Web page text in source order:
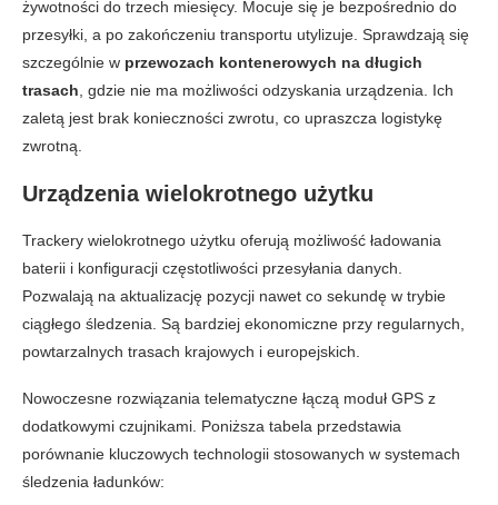
żywotności do trzech miesięcy. Mocuje się je bezpośrednio do
przesyłki, a po zakończeniu transportu utylizuje. Sprawdzają się
szczególnie w przewozach kontenerowych na długich
trasach , gdzie nie ma możliwości odzyskania urządzenia. Ich
zaletą jest brak konieczności zwrotu, co upraszcza logistykę
zwrotną.
Urządzenia wielokrotnego użytku
Trackery wielokrotnego użytku oferują możliwość ładowania
baterii i konfiguracji częstotliwości przesyłania danych.
Pozwalają na aktualizację pozycji nawet co sekundę w trybie
ciągłego śledzenia. Są bardziej ekonomiczne przy regularnych,
powtarzalnych trasach krajowych i europejskich.
Nowoczesne rozwiązania telematyczne łączą moduł GPS z
dodatkowymi czujnikami. Poniższa tabela przedstawia
porównanie kluczowych technologii stosowanych w systemach
śledzenia ładunków: